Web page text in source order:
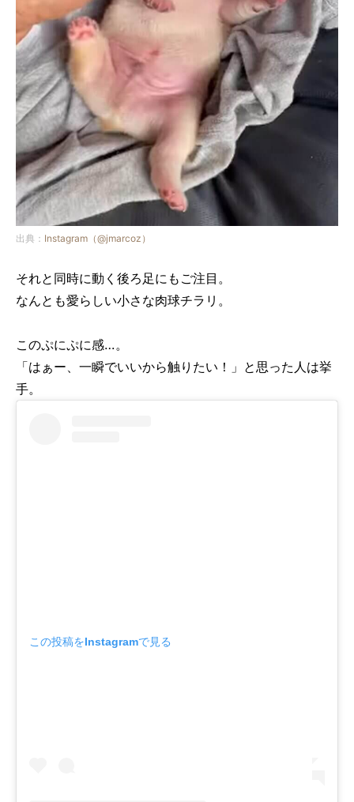
出典： Instagram（@jmarcoz）
それと同時に動く後ろ足にもご注目。
なんとも愛らしい小さな肉球チラリ。
このぷにぷに感…。
「はぁー、一瞬でいいから触りたい！」と思った人は挙
手。
この投稿をInstagramで見る